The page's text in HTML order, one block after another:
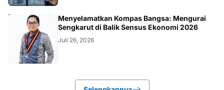
KOLOM
Sengkarut di Balik Sensus Ekonomi 2026
Juli 26, 2026
Selengkapnya